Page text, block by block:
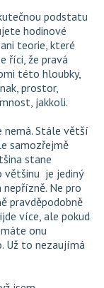
podstatu
hodinové
teorie, které
říci, že pravá
této hloubky,
prostor,
jakkoli.
Stále větší
samozřejmě
stane
většinu je jediný
Ne pro
pravděpodobně
více, ale pokud
onu
Už to nezaujímá